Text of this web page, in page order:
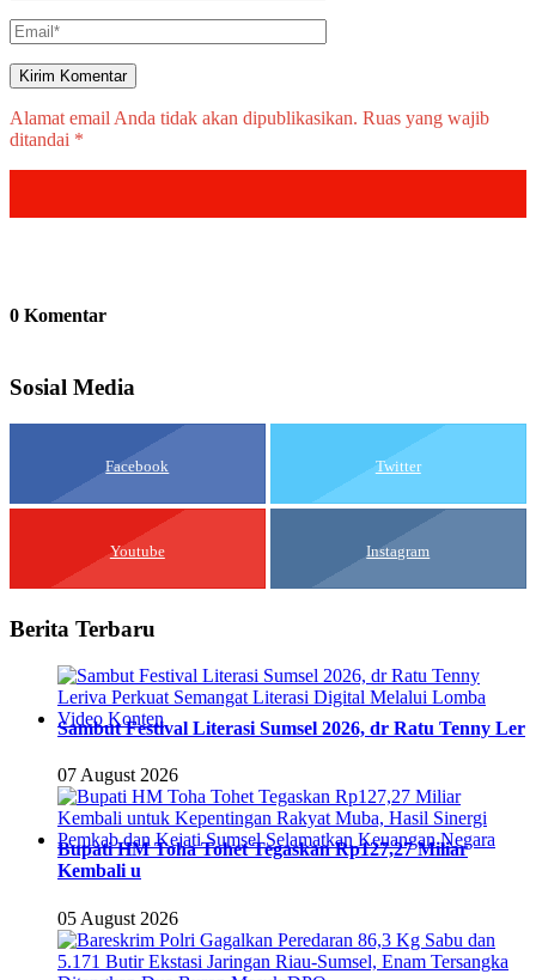
Alamat email Anda tidak akan dipublikasikan. Ruas yang wajib
ditandai *
0 Komentar
Sosial Media
Facebook Twitter
Youtube Instagram
Berita Terbaru
Sambut Festival Literasi Sumsel 2026, dr Ratu Tenny Ler
07 August 2026
Bupati HM Toha Tohet Tegaskan Rp127,27 Miliar
Kembali u
05 August 2026